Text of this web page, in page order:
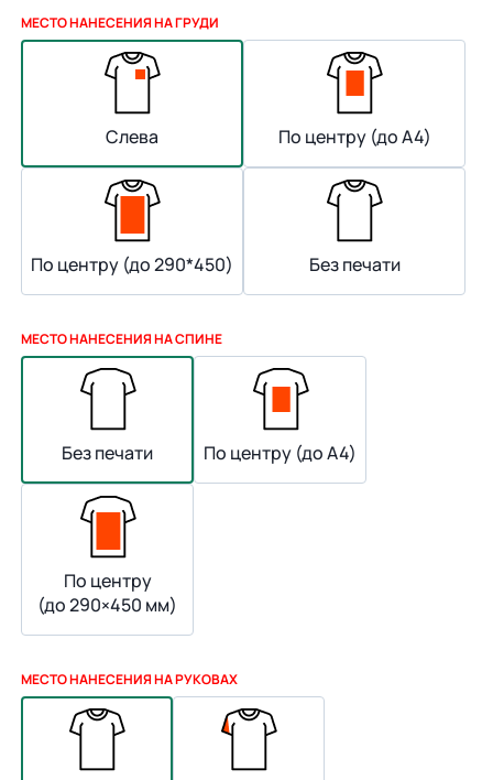
МЕСТО НАНЕСЕНИЯ НА ГРУДИ
Слева По центру (до А4)
По центру (до 290*450) Без печати
МЕСТО НАНЕСЕНИЯ НА СПИНЕ
Без печати По центру (до А4)
По центру
(до 290×450 мм)
МЕСТО НАНЕСЕНИЯ НА РУКОВАХ